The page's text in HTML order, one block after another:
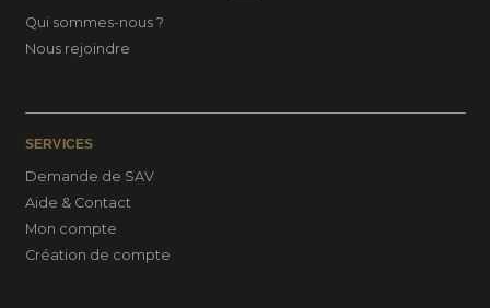
Qui sommes-nous ?
Nous rejoindre
SERVICES
Demande de SAV
Aide & Contact
Mon compte
Création de compte